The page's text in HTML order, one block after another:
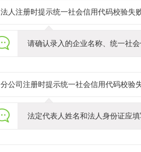
法人注册时提示统一社会信用代码校验失
请确认录入的企业名称、统一社
分公司注册时提示统一社会信用代码校验
法定代表人姓名和法人身份证应